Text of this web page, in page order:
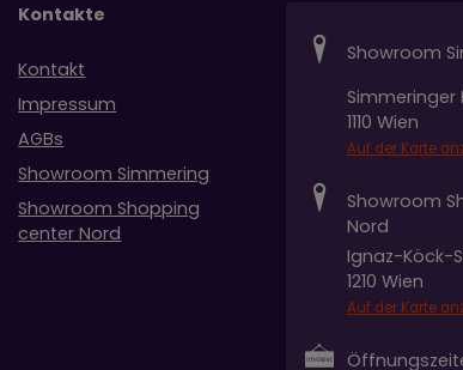
Kontakte
Kontakt
Impressum
AGBs
Showroom Simmering
Showroom Shopping
center Nord
Showroom
1110 Wien
Auf der Karte
Showroom
Nord
Ignaz-Köck-
1210 Wien
Auf der Karte